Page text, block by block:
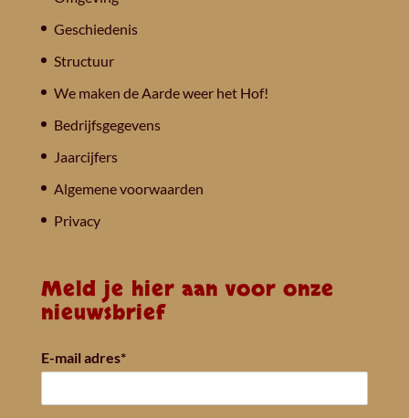
Geschiedenis
Structuur
We maken de Aarde weer het Hof!
Bedrijfsgegevens
Jaarcijfers
Algemene voorwaarden
Privacy
Meld je hier aan voor onze
nieuwsbrief
E-mail adres*